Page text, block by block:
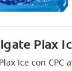
Plax
Ice con CPC